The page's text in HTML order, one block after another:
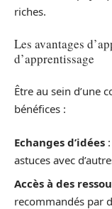
riches.
Les avantages
d’apprentissage
Être au sein d’une
bénéfices :
Echanges d’idées
astuces avec
Accès à des
recommandés par